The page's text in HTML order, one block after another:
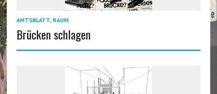
AMTSBLATT, RAUM
Brücken schlagen